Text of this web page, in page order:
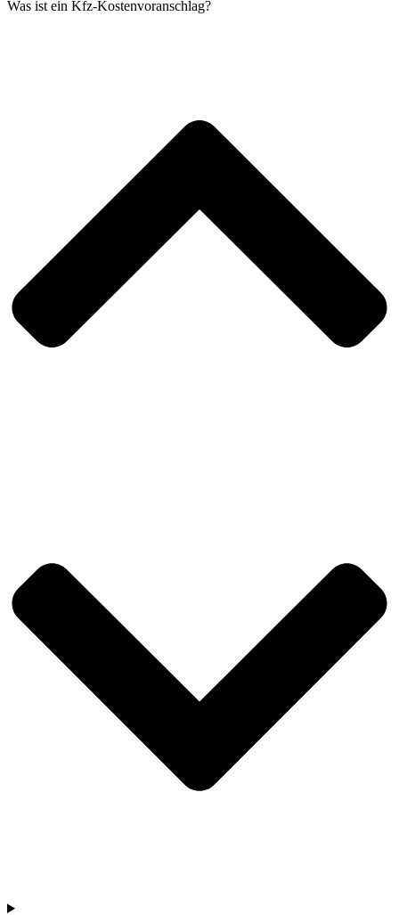
Was ist ein Kfz-Kostenvoranschlag?